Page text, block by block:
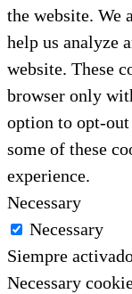
the website. We
help us analyze
website. These
browser only
option to opt-
some of these
experience.
Necessary
Necessary
Siempre
Necessary